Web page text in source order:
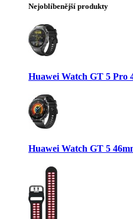
Nejoblíbenější produkty
Huawei Watch GT 5 Pro
Huawei Watch GT 5